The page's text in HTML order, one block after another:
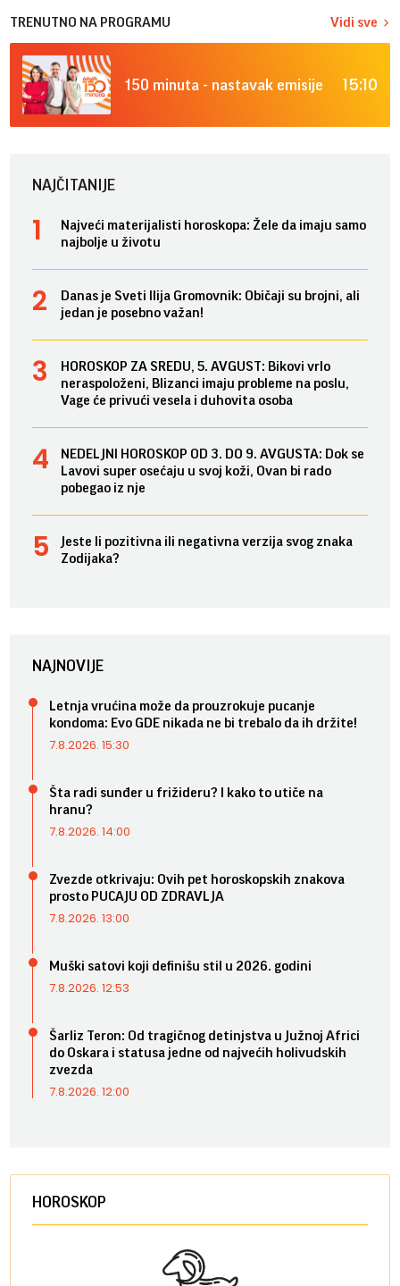
TRENUTNO NA PROGRAMU Vidi sve
150 minuta - nastavak emisije 15:10
NAJČITANIJE
Najveći materijalisti horoskopa: Žele da imaju samo
najbolje u životu
Danas je Sveti Ilija Gromovnik: Običaji su brojni, ali
jedan je posebno važan!
HOROSKOP ZA SREDU, 5. AVGUST: Bikovi vrlo
neraspoloženi, Blizanci imaju probleme na poslu,
Vage će privući vesela i duhovita osoba
NEDELJNI HOROSKOP OD 3. DO 9. AVGUSTA: Dok se
Lavovi super osećaju u svoj koži, Ovan bi rado
pobegao iz nje
Jeste li pozitivna ili negativna verzija svog znaka
Zodijaka?
NAJNOVIJE
Letnja vrućina može da prouzrokuje pucanje
kondoma: Evo GDE nikada ne bi trebalo da ih držite!
7.8.2026. 15:30
Šta radi sunđer u frižideru? I kako to utiče na
hranu?
7.8.2026. 14:00
Zvezde otkrivaju: Ovih pet horoskopskih znakova
prosto PUCAJU OD ZDRAVLJA
7.8.2026. 13:00
Muški satovi koji definišu stil u 2026. godini
7.8.2026. 12:53
Šarliz Teron: Od tragičnog detinjstva u Južnoj Africi
do Oskara i statusa jedne od najvećih holivudskih
zvezda
7.8.2026. 12:00
HOROSKOP